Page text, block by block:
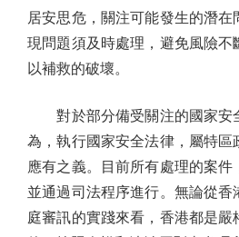
居安思危，關注可能發生的潛在
現問題須及時處理，避免風險不
以補救的破壞。
對於部分備受關注的國家安
為，執行國家安全法律，屬特區
應有之義。目前所有處理的案件
並通過司法程序進行。無論從
庭審訊的實踐來看，香港都是